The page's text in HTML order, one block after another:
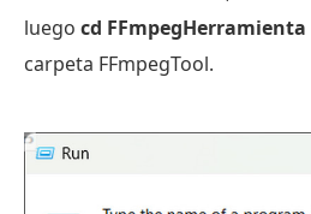
luego cd FFmpegHerramienta
carpeta FFmpegTool.